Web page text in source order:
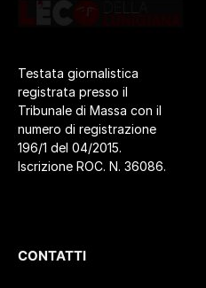
Testata giornalistica
registrata presso il
Tribunale di Massa con il
numero di registrazione
196/1 del 04/2015.
Iscrizione ROC. N. 36086.
CONTATTI